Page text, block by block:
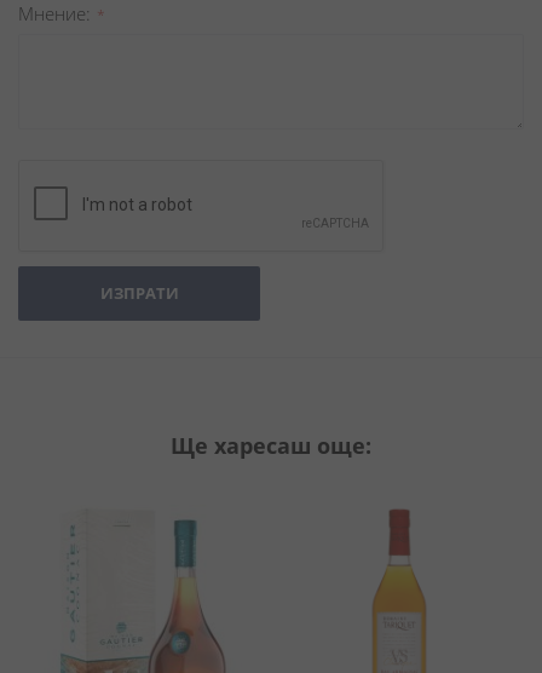
Мнение
ИЗПРАТИ
Ще харесаш още: